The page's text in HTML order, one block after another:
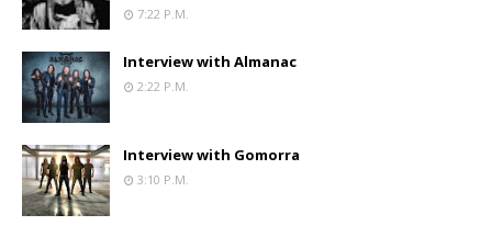
7:22 P.m.
Interview with Almanac
2:22 P.m.
Interview with Gomorra
3:10 P.m.